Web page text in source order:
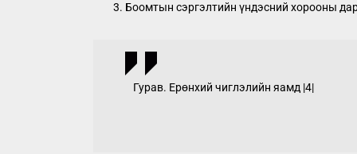
Боомтын сэргэлтийн үндэсний хорооны
Гурав. Ерөнхий чиглэлийн яамд |4|